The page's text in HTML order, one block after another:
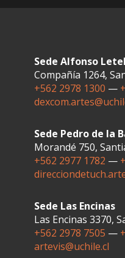
Sede Alfonso
Compañía 1264,
+562 2978 1300 —
Sede Pedro de la
Morandé 750,
+562 2977 1782 —
Sede Las Encinas
Las Encinas 3370,
+562 2978 7505 —
artevis@uchile.cl